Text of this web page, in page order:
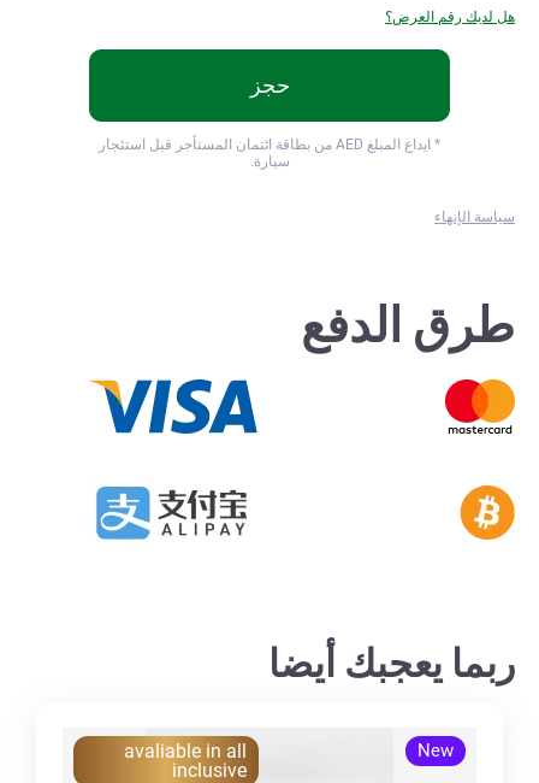
هل لديك رقم العرض؟
سياسة الإنهاء
حجز
* ايداع المبلغ
AED من بطاقة ائتمان المستأجر قبل استئجار
سيارة.
طرق الدفع
ربما يعجبك أيضا
New
avaliable in all
inclusive